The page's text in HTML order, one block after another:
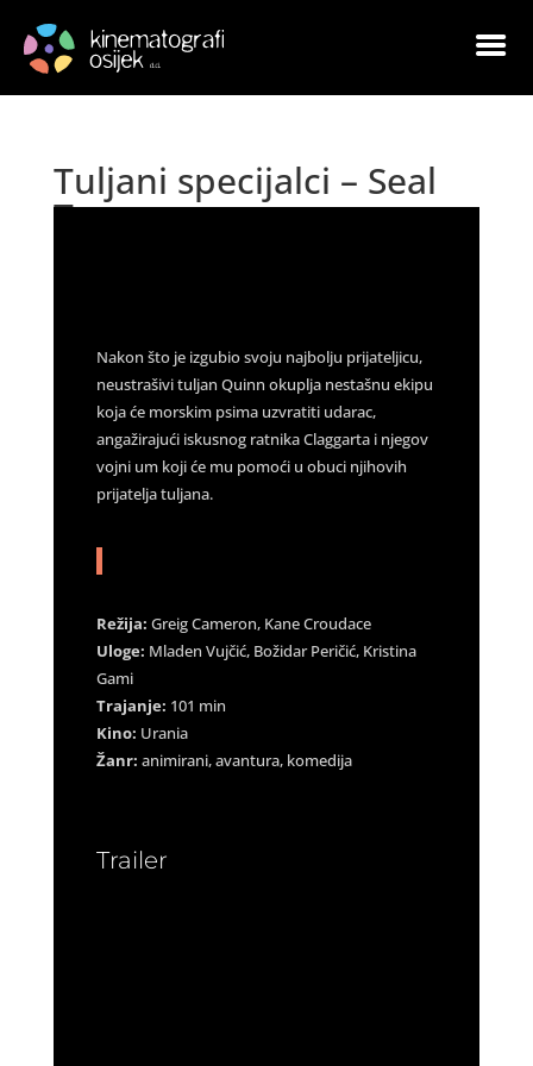
Tuljani specijalci – Seal
Team
Nakon što je izgubio svoju najbolju prijateljicu,
neustrašivi tuljan Quinn okuplja nestašnu ekipu
koja će morskim psima uzvratiti udarac,
angažirajući iskusnog ratnika Claggarta i njegov
vojni um koji će mu pomoći u obuci njihovih
prijatelja tuljana.
Režija: Greig Cameron, Kane Croudace
Uloge: Mladen Vujčić, Božidar Peričić, Kristina
Gami
Trajanje: 101 min
Kino: Urania
Žanr: animirani, avantura, komedija
Trailer